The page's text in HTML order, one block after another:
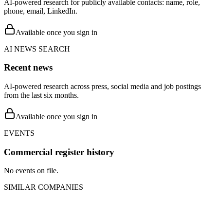
AI-powered research for publicly available contacts: name, role,
phone, email, LinkedIn.
Available once you sign in
AI NEWS SEARCH
Recent news
AI-powered research across press, social media and job postings
from the last six months.
Available once you sign in
EVENTS
Commercial register history
No events on file.
SIMILAR COMPANIES